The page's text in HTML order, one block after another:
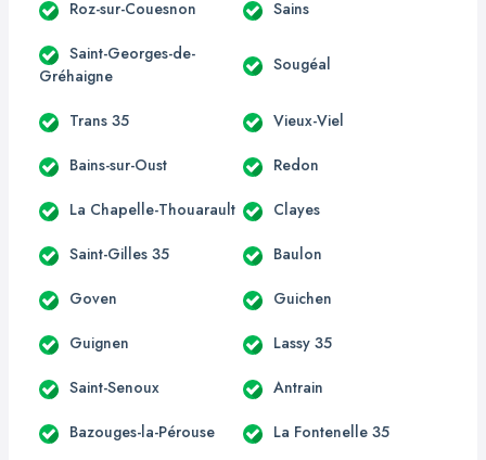
Roz-sur-Couesnon Sains
Saint-Georges-de-
Gréhaigne
Sougéal
Trans 35 Vieux-Viel
Bains-sur-Oust Redon
La Chapelle-Thouarault Clayes
Saint-Gilles 35 Baulon
Goven Guichen
Guignen Lassy 35
Saint-Senoux Antrain
Bazouges-la-Pérouse La Fontenelle 35